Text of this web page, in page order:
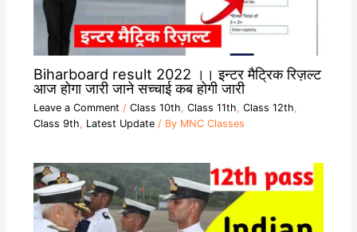
Biharboard result 2022 ।। इन्टर मैट्रिक रिज़ल्ट
आज होगा जारी जाने सच्चाई कब होगी जारी
Leave a Comment / Class 10th, Class 11th, Class 12th,
Class 9th, Latest Update/ By MNC Classes